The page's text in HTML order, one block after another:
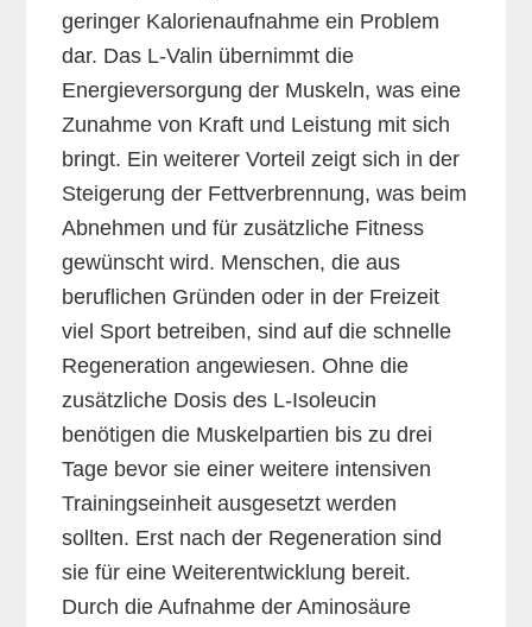
geringer Kalorienaufnahme ein Problem
dar. Das L-Valin übernimmt die
Energieversorgung der Muskeln, was eine
Zunahme von Kraft und Leistung mit sich
bringt. Ein weiterer Vorteil zeigt sich in der
Steigerung der Fettverbrennung, was beim
Abnehmen und für zusätzliche Fitness
gewünscht wird. Menschen, die aus
beruflichen Gründen oder in der Freizeit
viel Sport betreiben, sind auf die schnelle
Regeneration angewiesen. Ohne die
zusätzliche Dosis des L-Isoleucin
benötigen die Muskelpartien bis zu drei
Tage bevor sie einer weitere intensiven
Trainingseinheit ausgesetzt werden
sollten. Erst nach der Regeneration sind
sie für eine Weiterentwicklung bereit.
Durch die Aufnahme der Aminosäure